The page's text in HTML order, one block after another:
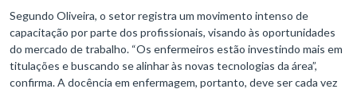
Segundo Oliveira, o setor registra um movimento intenso de
capacitação por parte dos profissionais, visando às oportunidades
do mercado de trabalho. “Os enfermeiros estão investindo mais em
titulações e buscando se alinhar às novas tecnologias da área”,
confirma. A docência em enfermagem, portanto, deve ser cada vez